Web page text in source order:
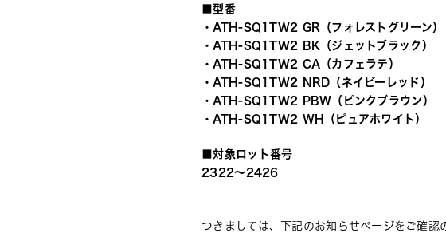
■型番
・ATH-SQ1TW2 GR（フォレストグリーン）
・ATH-SQ1TW2 BK（ジェットブラック）
・ATH-SQ1TW2 CA（カフェラテ）
・ATH-SQ1TW2 NRD（ネイビーレッド）
・ATH-SQ1TW2 PBW（ピンクブラウン）
・ATH-SQ1TW2 WH（ピュアホワイト）
■対象ロット番号
2322〜2426
つきましては、下記のお知らせページをご確認